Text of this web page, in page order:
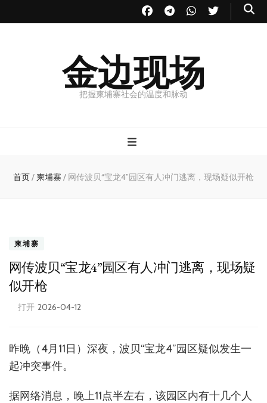
金边现场
把握柬埔寨社会的温度和脉动
首页/ 柬埔寨 / 网传波贝“宝龙4”园区有人冲门逃离，现场疑似开枪
柬埔寨
网传波贝“宝龙4”园区有人冲门逃离，现场疑
似开枪
打开 2026-04-12
昨晚（4月11日）深夜，波贝“宝龙4”园区疑似发生一
起冲突事件。
据网络消息，晚上11点半左右，该园区内有十几个人